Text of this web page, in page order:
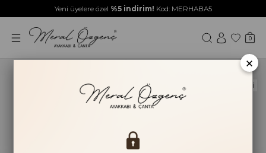
Yeni üyelere özel %5 indirim! Kod: MERHABA5
0
Yeni Ürün
HAKİKİ DERİ
×